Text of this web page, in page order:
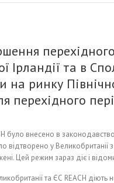
Ірландії та в
на ринку
перехідного
було внесено в
відтворено у Великобританії
Цей режим зараз діє і
та ЄС REACH